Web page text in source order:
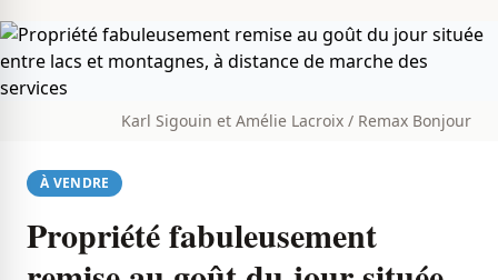
Karl Sigouin et Amélie Lacroix / Remax Bonjour
À VENDRE
Propriété fabuleusement